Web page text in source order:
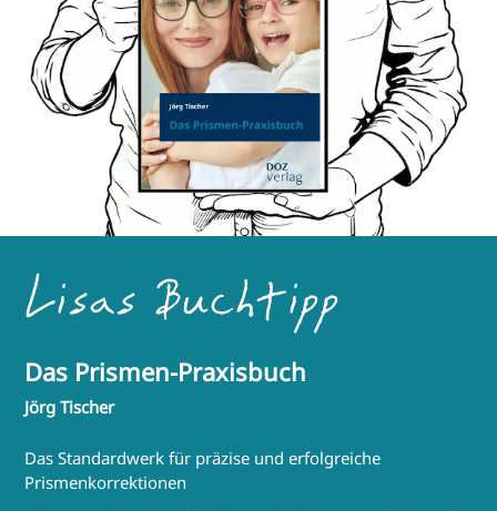
Lisas Buchtipp
Das Prismen-Praxisbuch
Jörg Tischer
Das Standardwerk für präzise und erfolgreiche
Prismenkorrektionen